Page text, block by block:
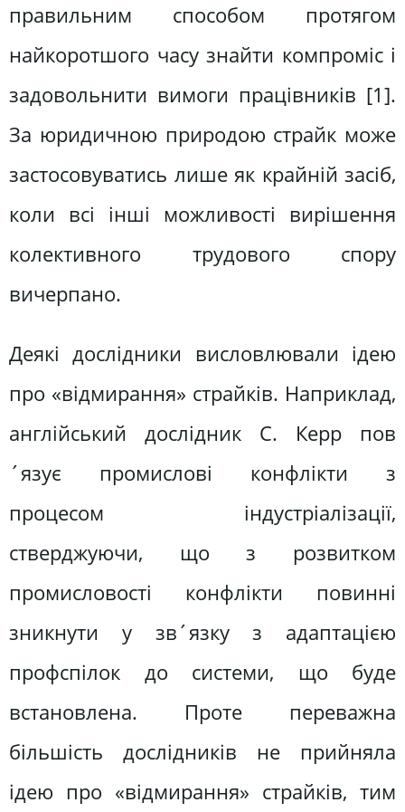
правильним способом протягом
найкоротшого часу знайти компроміс і
задовольнити вимоги працівників [1].
За юридичною природою страйк може
застосовуватись лише як крайній засіб,
коли всі інші можливості вирішення
колективного трудового спору
вичерпано.
Деякі дослідники висловлювали ідею
про «відмирання» страйків. Наприклад,
англійський дослідник С. Керр пов
´язує промислові конфлікти з
процесом індустріалізації,
стверджуючи, що з розвитком
промисловості конфлікти повинні
зникнути у зв´язку з адаптацією
профспілок до системи, що буде
встановлена. Проте переважна
більшість дослідників не прийняла
ідею про «відмирання» страйків, тим